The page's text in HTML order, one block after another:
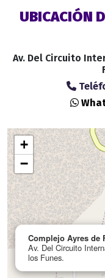
UBICACIÓN
Av. Del Circuito